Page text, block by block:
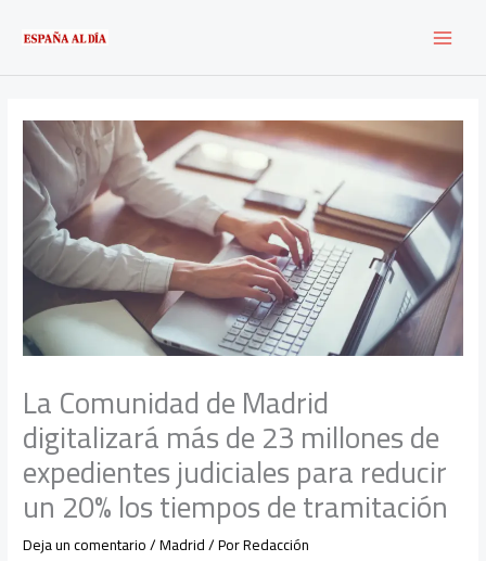
contenido
La Comunidad de Madrid
digitalizará más de 23 millones de
expedientes judiciales para reducir
un 20% los tiempos de tramitación
Deja un comentario/Madrid/ PorRedacción